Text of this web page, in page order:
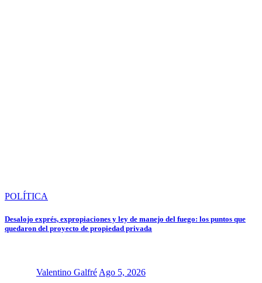
POLÍTICA
Desalojo exprés, expropiaciones y ley de manejo del fuego: los puntos que
quedaron del proyecto de propiedad privada
Valentino Galfré Ago 5, 2026